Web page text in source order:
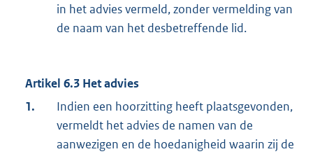
in het advies vermeld, zonder vermelding van
de naam van het desbetreffende lid.
Artikel 6.3 Het advies
1.
Indien een hoorzitting heeft plaatsgevonden,
vermeldt het advies de namen van de
aanwezigen en de hoedanigheid waarin zij de